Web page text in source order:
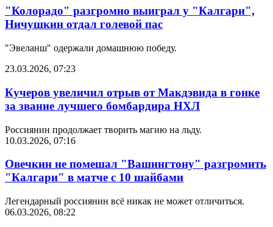
"Колорадо" разгромно выиграл у "Калгари",
Ничушкин отдал голевой пас
"Эвеланш" одержали домашнюю победу.
23.03.2026, 07:23
Кучеров увеличил отрыв от Макдэвида в гонке
за звание лучшего бомбардира НХЛ
Россиянин продолжает творить магию на льду.
10.03.2026, 07:16
Овечкин не помешал "Вашингтону" разгромить
"Калгари" в матче с 10 шайбами
Легендарный россиянин всё никак не может отличиться.
06.03.2026, 08:22